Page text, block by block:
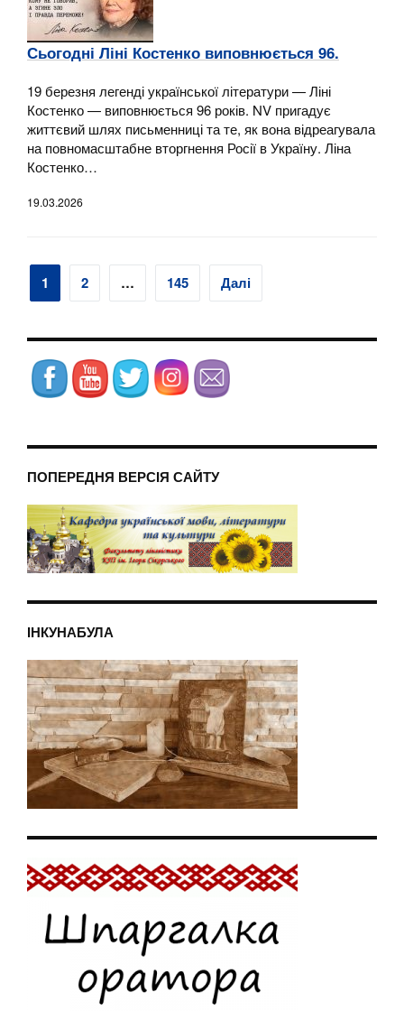
Сьогодні Ліні Костенко виповнюється 96.
19 березня легенді української літератури — Ліні
Костенко — виповнюється 96 років. NV пригадує
життєвий шлях письменниці та те, як вона відреагувала
на повномасштабне вторгнення Росії в Україну. Ліна
Костенко…
19.03.2026
Навігація
записів
1 2 … 145 Далі
ПОПЕРЕДНЯ ВЕРСІЯ САЙТУ
ІНКУНАБУЛА